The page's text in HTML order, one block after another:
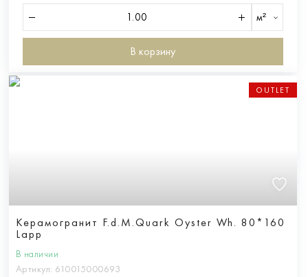
м²
В корзину
OUTLET
Керамогранит F.d.M.Quark Oyster Wh. 80*160
Lapp
В наличии
Артикул: 610015000693